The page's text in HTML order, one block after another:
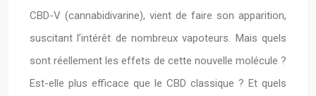
CBD-V (cannabidivarine), vient de faire son apparition,
suscitant l’intérêt de nombreux vapoteurs. Mais quels
sont réellement les effets de cette nouvelle molécule ?
Est-elle plus efficace que le CBD classique ? Et quels